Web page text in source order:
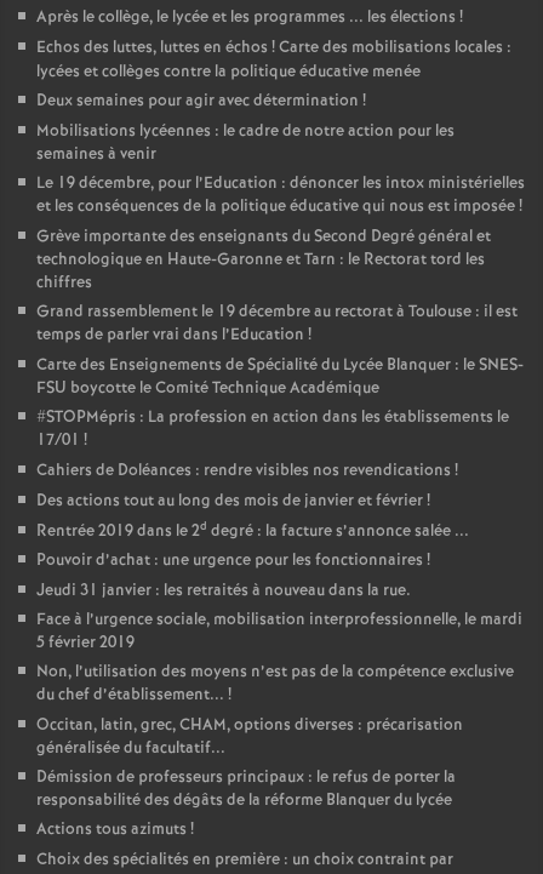
Après le collège, le lycée et les programmes ... les élections !
Echos des luttes, luttes en échos ! Carte des mobilisations locales :
lycées et collèges contre la politique éducative menée
Deux semaines pour agir avec détermination !
Mobilisations lycéennes : le cadre de notre action pour les
semaines à venir
Le 19 décembre, pour l’Education : dénoncer les intox ministérielles
et les conséquences de la politique éducative qui nous est imposée!
Grève importante des enseignants du Second Degré général et
technologique en Haute-Garonne et Tarn : le Rectorat tord les
chiffres
Grand rassemblement le 19 décembre au rectorat à Toulouse : il est
temps de parler vrai dans l’Education !
Carte des Enseignements de Spécialité du Lycée Blanquer : le SNES-
FSU boycotte le Comité Technique Académique
#STOPMépris : La profession en action dans les établissements le
17/01 !
Cahiers de Doléances : rendre visibles nos revendications !
Des actions tout au long des mois de janvier et février!
Rentrée 2019 dans le 2d degré : la facture s’annonce salée ...
Pouvoir d’achat : une urgence pour les fonctionnaires !
Jeudi 31 janvier : les retraités à nouveau dans la rue.
Face à l’urgence sociale, mobilisation interprofessionnelle, le mardi
5 février 2019
Non, l’utilisation des moyens n’est pas de la compétence exclusive
du chef d’établissement... !
Occitan, latin, grec, CHAM, options diverses : précarisation
généralisée du facultatif...
Démission de professeurs principaux : le refus de porter la
responsabilité des dégâts de la réforme Blanquer du lycée
Actions tous azimuts !
Choix des spécialités en première : un choix contraint par